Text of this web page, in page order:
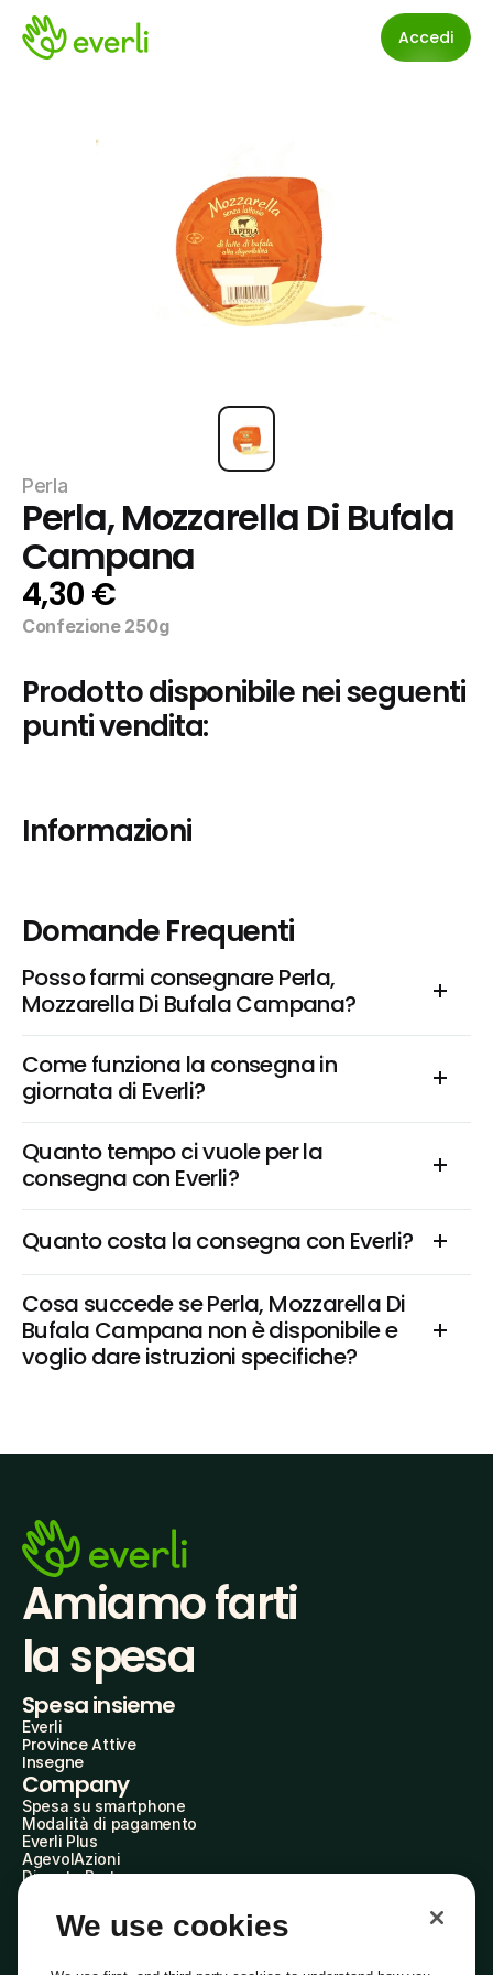
Accedi
Perla
Perla, Mozzarella Di Bufala
Campana
4,30 €
Confezione 250g
Prodotto disponibile nei seguenti
punti vendita:
Informazioni
Domande Frequenti
Posso farmi consegnare Perla,
Mozzarella Di Bufala Campana?
Come funziona la consegna in
giornata di Everli?
Quanto tempo ci vuole per la
consegna con Everli?
Quanto costa la consegna con Everli?
Cosa succede se Perla, Mozzarella Di
Bufala Campana non è disponibile e
voglio dare istruzioni specifiche?
Amiamo farti
la spesa
Spesa insieme
Everli
Province Attive
Insegne
Company
Spesa su smartphone
Modalità di pagamento
Everli Plus
AgevolAzioni
Diventa Partner
Everli Shoppers
About Us
We use cookies